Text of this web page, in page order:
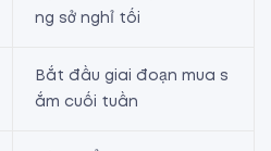
ng sở nghỉ tối
Bắt đầu giai đoạn mua s
ắm cuối tuần